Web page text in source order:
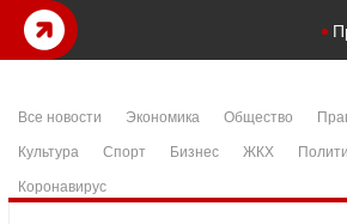
Все новости Экономика Общество
Культура
Спорт Бизнес ЖКХ
Коронавирус